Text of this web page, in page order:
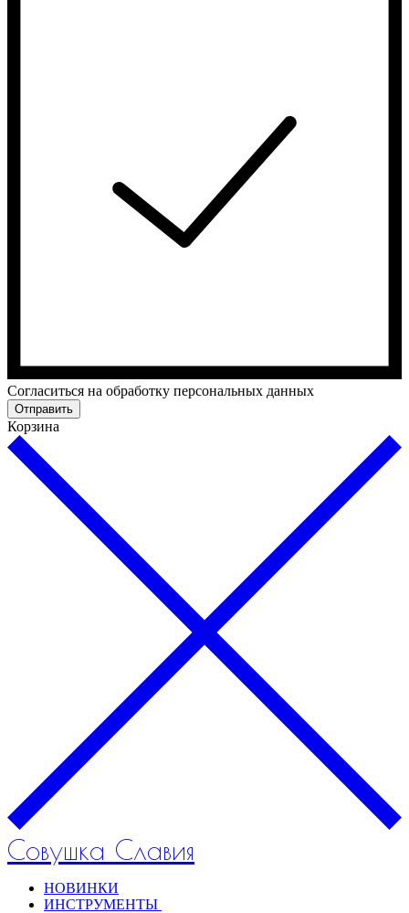
Cогласиться на обработку персональных данных
Отправить
Корзина
Совушка Славия
НОВИНКИ
ИНСТРУМЕНТЫ